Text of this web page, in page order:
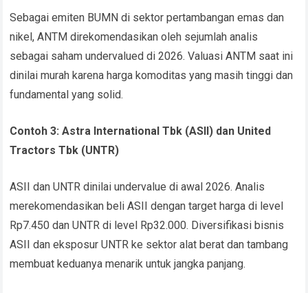
Sebagai emiten BUMN di sektor pertambangan emas dan
nikel, ANTM direkomendasikan oleh sejumlah analis
sebagai saham undervalued di 2026. Valuasi ANTM saat ini
dinilai murah karena harga komoditas yang masih tinggi dan
fundamental yang solid.
Contoh 3: Astra International Tbk (ASII) dan United
Tractors Tbk (UNTR)
ASII dan UNTR dinilai undervalue di awal 2026. Analis
merekomendasikan beli ASII dengan target harga di level
Rp7.450 dan UNTR di level Rp32.000. Diversifikasi bisnis
ASII dan eksposur UNTR ke sektor alat berat dan tambang
membuat keduanya menarik untuk jangka panjang.